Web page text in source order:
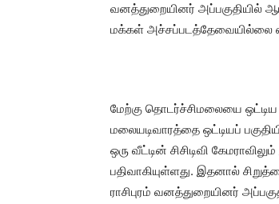
வனத்துறையினர் அப்பகுதியில்
மக்கள் அச்சப்படத்தேவையில்லை
மேற்கு தொடர்ச்சிமலையை
மலையடிவாரத்தை ஒட்டியப்
ஒரு வீட்டின் சிசிடிவி
பதிவாகியுள்ளது. இதனால்
ராசிபுரம் வனத்துறையினர்